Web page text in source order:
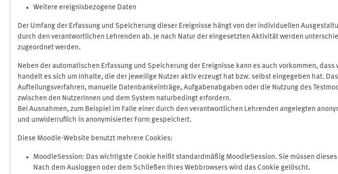
Weitere ereignisbezogene Daten
Der Umfang der Erfassung und Speicherung dieser Ereignisse hängt von der individuellen
durch den verantwortlichen Lehrenden ab. Je nach Natur der eingesetzten Aktivität werden
zugeordnet werden.
Neben der automatischen Erfassung und Speicherung der Ereignisse kann es auch vorkommen,
handelt es sich um Inhalte, die der jeweilige Nutzer aktiv erzeugt hat bzw. selbst eingegeben hat.
Aufteilungsverfahren, manuelle Datenbankeinträge, Aufgabenabgaben oder die Nutzung des
zwischen den NutzerInnen und dem System naturbedingt erfordern.
Bei Ausnahmen, zum Beispiel im Falle einer durch den verantwortlichen Lehrenden angelegten
und unwiderruflich in anonymisierter Form gespeichert.
Diese Moodle-Website benutzt mehrere Cookies:
MoodleSession: Das wichtigste Cookie heißt standardmäßig MoodleSession. Sie müssen
Nach dem Ausloggen oder dem Schließen Ihres Webbrowsers wird das Cookie gelöscht.